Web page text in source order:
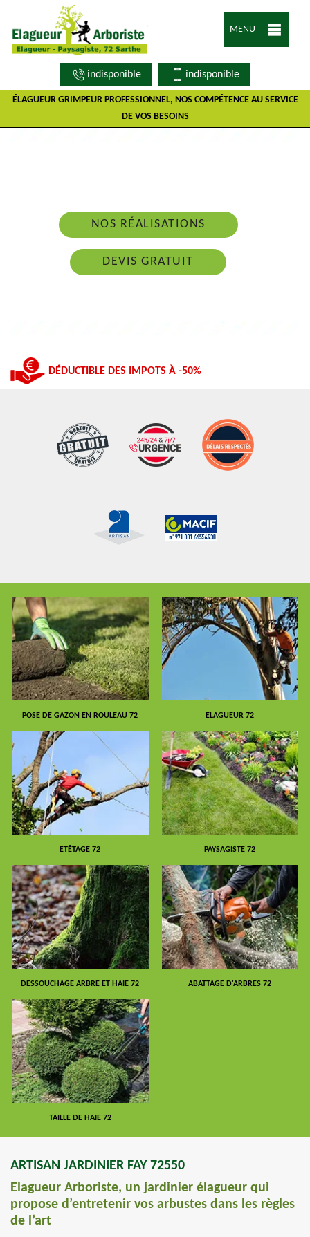
ÉLAGUEUR GRIMPEUR PROFESSIONNEL, NOS COMPÉTENCE AU SERVICE
DE VOS BESOINS
MENU
indisponible indisponible
NOS RÉALISATIONS
DEVIS GRATUIT
DÉDUCTIBLE DES IMPOTS À -50%
POSE DE GAZON EN ROULEAU 72 ELAGUEUR 72
ETÊTAGE 72 PAYSAGISTE 72
DESSOUCHAGE ARBRE ET HAIE 72 ABATTAGE D'ARBRES 72
TAILLE DE HAIE 72
ARTISAN JARDINIER FAY 72550
Elagueur Arboriste, un jardinier élagueur qui
propose d’entretenir vos arbustes dans les règles
de l’art